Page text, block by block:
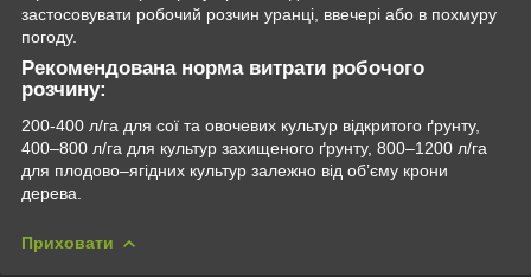
застосовувати робочий розчин уранці, ввечері або в похмуру
погоду.
Рекомендована норма витрати робочого
розчину:
200-400 л/га для сої та овочевих культур відкритого ґрунту,
400–800 л/га для культур захищеного ґрунту, 800–1200 л/га
для плодово–ягідних культур залежно від об’єму крони
дерева.
Приховати